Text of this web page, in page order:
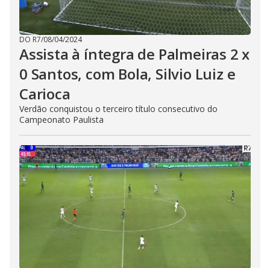
DO R7/08/04/2024
Assista à íntegra de Palmeiras 2 x
0 Santos, com Bola, Silvio Luiz e
Carioca
Verdão conquistou o terceiro título consecutivo do
Campeonato Paulista